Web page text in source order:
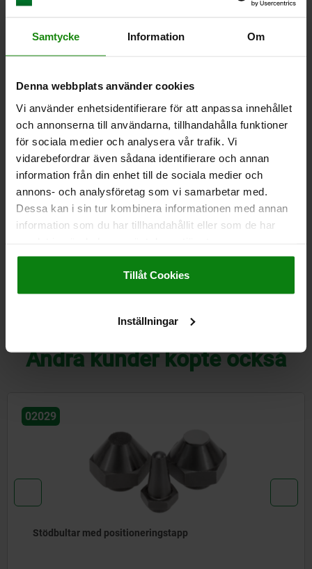
Samtycke Information Om
Denna webbplats använder cookies
Vi använder enhetsidentifierare för att anpassa innehållet
och annonserna till användarna, tillhandahålla funktioner
för sociala medier och analysera vår trafik. Vi
vidarebefordrar även sådana identifierare och annan
information från din enhet till de sociala medier och
annons- och analysföretag som vi samarbetar med.
Dessa kan i sin tur kombinera informationen med annan
information som du har tillhandahållit eller som de har
Impressum|Dataskydd|AGB
Tillåt Cookies
Inställningar
STÖDBULT MIT AUFLAGESENSOR D1=30, D2=20,
H=30, SEGHÄRDAT STÅL SÄTTHÄRDAT, BRUNERAT,
D2=20
L3=2,50
L4=2,50
1 979,55 kr
exkl. moms
Exkl. leveranskostnader
DETALJER
Andra kunder köpte också
02029
Stödbultar med positioneringstapp